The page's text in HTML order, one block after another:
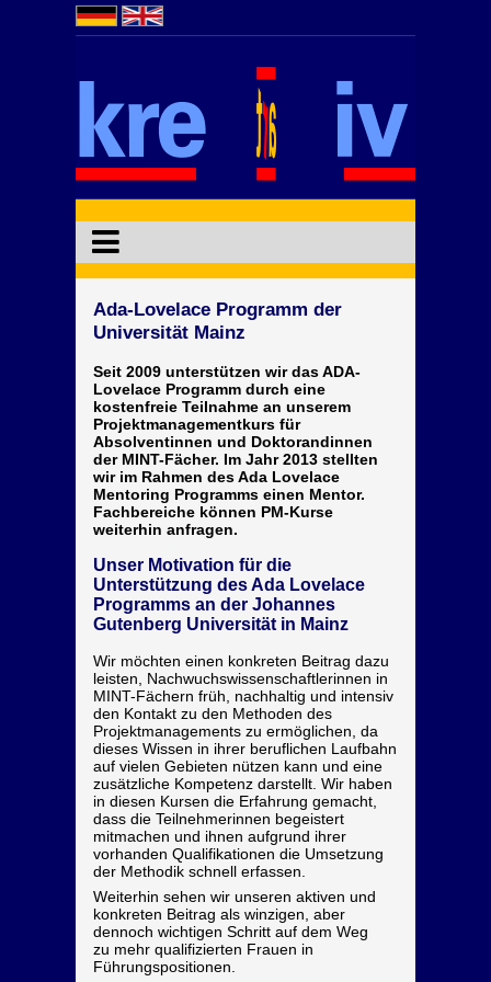
Ada-Lovelace Programm der
Universität Mainz
Seit 2009 unterstützen wir das ADA-
Lovelace Programm durch eine
kostenfreie Teilnahme an unserem
Projektmanagementkurs für
Absolventinnen und Doktorandinnen
der MINT-Fächer. Im Jahr 2013 stellten
wir im Rahmen des Ada Lovelace
Mentoring Programms einen Mentor.
Fachbereiche können PM-Kurse
weiterhin anfragen.
Unser Motivation für die
Unterstützung des Ada Lovelace
Programms an der Johannes
Gutenberg Universität in Mainz
Wir möchten einen konkreten Beitrag dazu
leisten, Nachwuchswissenschaftlerinnen in
MINT-Fächern früh, nachhaltig und intensiv
den Kontakt zu den Methoden des
Projektmanagements zu ermöglichen, da
dieses Wissen in ihrer beruflichen Laufbahn
auf vielen Gebieten nützen kann und eine
zusätzliche Kompetenz darstellt. Wir haben
in diesen Kursen die Erfahrung gemacht,
dass die Teilnehmerinnen begeistert
mitmachen und ihnen aufgrund ihrer
vorhanden Qualifikationen die Umsetzung
der Methodik schnell erfassen.
Weiterhin sehen wir unseren aktiven und
konkreten Beitrag als winzigen, aber
dennoch wichtigen Schritt auf dem Weg
zu mehr qualifizierten Frauen in
Führungspositionen.